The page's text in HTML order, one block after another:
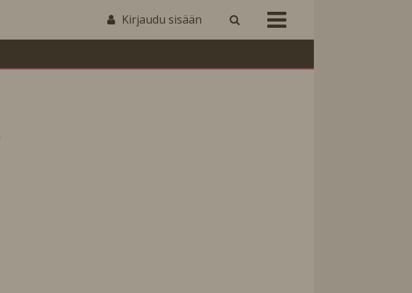
Kirjaudu sisään